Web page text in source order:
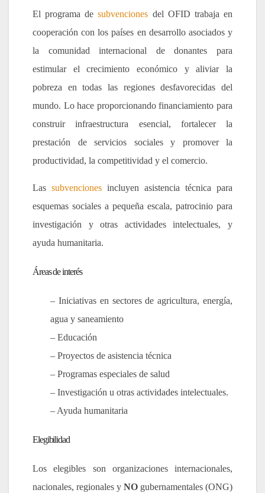
El programa de subvenciones del OFID trabaja en
cooperación con los países en desarrollo asociados y
la comunidad internacional de donantes para
estimular el crecimiento económico y aliviar la
pobreza en todas las regiones desfavorecidas del
mundo. Lo hace proporcionando financiamiento para
construir infraestructura esencial, fortalecer la
prestación de servicios sociales y promover la
productividad, la competitividad y el comercio.
Las subvenciones incluyen asistencia técnica para
esquemas sociales a pequeña escala, patrocinio para
investigación y otras actividades intelectuales, y
ayuda humanitaria.
Áreas de interés
– Iniciativas en sectores de agricultura, energía,
agua y saneamiento
– Educación
– Proyectos de asistencia técnica
– Programas especiales de salud
– Investigación u otras actividades intelectuales.
– Ayuda humanitaria
Elegibilidad
Los elegibles son organizaciones internacionales,
nacionales, regionales y NO gubernamentales (ONG)